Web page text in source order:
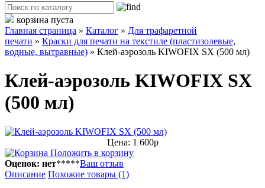
корзина пуста
Главная страница » Каталог » Для трафаретной
печати » Краски для печати на текстиле (пластизолевые,
водные, вытравные) » Клей-аэрозоль KIWOFIX SX (500 мл)
Клей-аэрозоль KIWOFIX SX
(500 мл)
Цена: 1 600р
Положить в корзину
Оценок: нет*****Ваш отзыв
Описание Похожие товары (1)